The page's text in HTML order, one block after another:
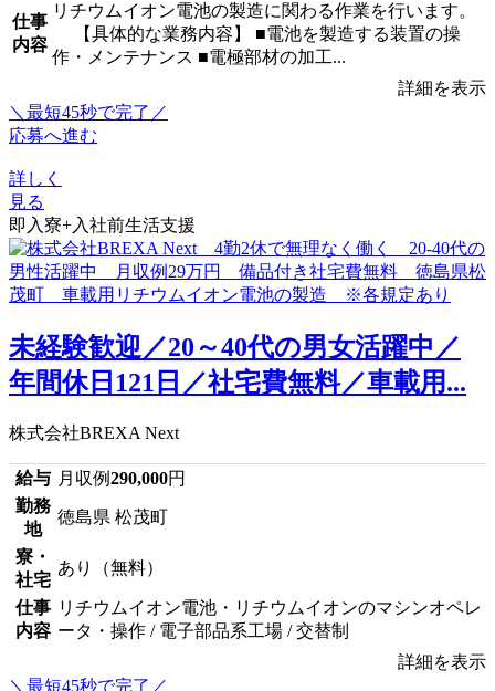
仕事
内容
リチウムイオン電池の製造に関わる作業を行います。
【具体的な業務内容】 ■電池を製造する装置の操
作・メンテナンス ■電極部材の加工...
詳細を表示
＼最短45秒で完了／
応募へ進む
詳しく
見る
即入寮+入社前生活支援
未経験歓迎／20～40代の男女活躍中／
年間休日121日／社宅費無料／車載用...
株式会社BREXA Next
給与 月収例290,000円
勤務
地
徳島県 松茂町
寮・
社宅
あり（無料）
仕事
内容
リチウムイオン電池・リチウムイオンのマシンオペレ
ータ・操作 / 電子部品系工場 / 交替制
詳細を表示
＼最短45秒で完了／